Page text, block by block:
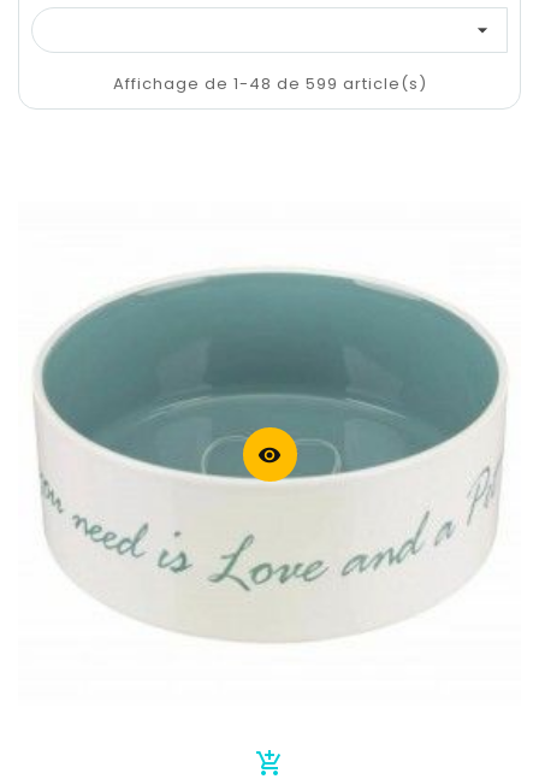

Affichage de 1-48 de 599 article(s)
visibility
add_shopping_cart